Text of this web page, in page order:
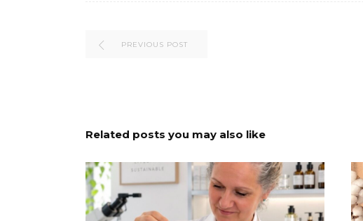
PREVIOUS POST
Related posts you may also like